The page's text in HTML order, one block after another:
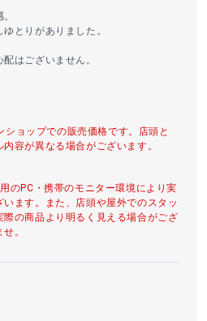
ゆとりがありました。
はございません。
ショップでの販売価格です。店頭と
容が異なる場合がございます。
のPC・携帯のモニター環境により実
ます。また、店頭や屋外でのスタッ
の商品より明るく見える場合がござ
。